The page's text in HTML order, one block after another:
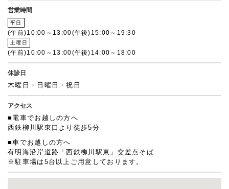
営業時間
平日
(午前)10:00～13:00(午後)15:00～19:30
土曜日
(午前)10:00～13:00(午後)14:00～18:00
休診日
木曜日・日曜日・祝日
アクセス
■電車でお越しの方へ
西鉄柳川駅東口より徒歩5分
■車でお越しの方へ
有明海沿岸道路「西鉄柳川駅東」交差点そば
※駐車場は5台以上ご用意しております。